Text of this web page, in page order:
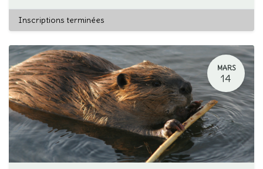
Inscriptions terminées
MARS
14